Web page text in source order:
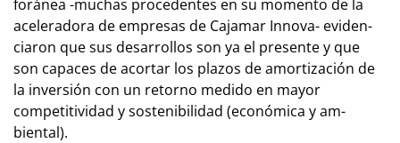
foránea -muchas procedentes en su momento de la
aceleradora de empresas de Cajamar Innova- evi­den­
cia­ron que sus desarrollos son ya el presente y que
son capaces de acortar los plazos de amortización de
la inversión con un re­torno medido en mayor
competitividad y sostenibilidad (económica y am­
biental).